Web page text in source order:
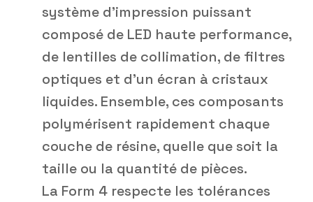
système d'impression puissant
composé de LED haute performance,
de lentilles de collimation, de filtres
optiques et d'un écran à cristaux
liquides. Ensemble, ces composants
polymérisent rapidement chaque
couche de résine, quelle que soit la
taille ou la quantité de pièces.
La Form 4 respecte les tolérances